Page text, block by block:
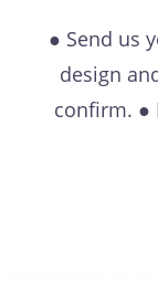
● Send us
design
confirm. ●